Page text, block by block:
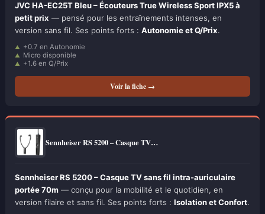
JVC HA-EC25T Bleu – Écouteurs True Wireless Sport IPX5 à
petit prix — pensé pour les entraînements intenses, en
version sans fil. Ses points forts : Autonomie et Q/Prix.
+0.7 en Autonomie
Micro disponible
+1.6 en Q/Prix
Voir la fiche →
Sennheiser RS 5200 – Casque TV…
Sennheiser RS 5200 – Casque TV sans fil intra-auriculaire
portée 70m — conçu pour la mobilité et le quotidien, en
version filaire et sans fil. Ses points forts : Isolation et Confort.